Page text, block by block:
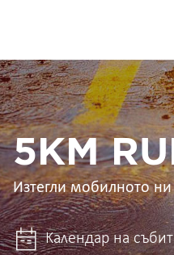
5KM
Изтегли мобилното
Календар на